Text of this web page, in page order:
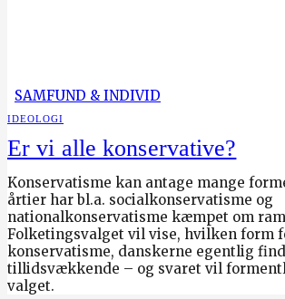
SAMFUND & INDIVID
IDEOLOGI
Er vi alle konservative?
Konservatisme kan antage mange
årtier har bl.a. socialkonservatisme og
nationalkonservatisme kæmpet om
Folketingsvalget vil vise, hvilken form
konservatisme, danskerne egentlig
tillidsvækkende – og svaret vil
valget.